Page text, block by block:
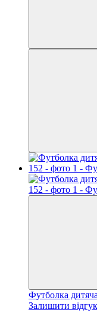
Футболка
Залишити відгук